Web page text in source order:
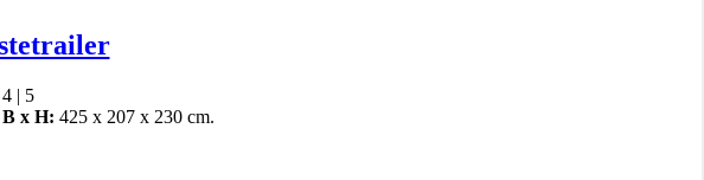
| 5
x H: 425 x 207 x 230 cm.